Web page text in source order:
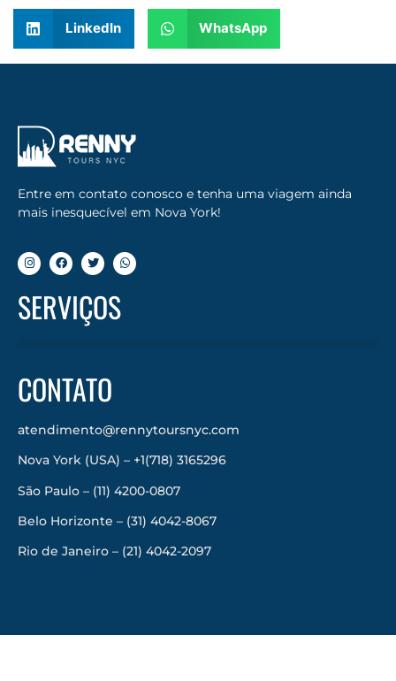
LinkedIn WhatsApp
Entre em contato conosco e tenha uma viagem ainda
mais inesquecível em Nova York!
SERVIÇOS
CONTATO
atendimento@rennytoursnyc.com
Nova York (USA) – +1(718) 3165296
São Paulo – (11) 4200-0807
Belo Horizonte – (31) 4042-8067
Rio de Janeiro – (21) 4042-2097